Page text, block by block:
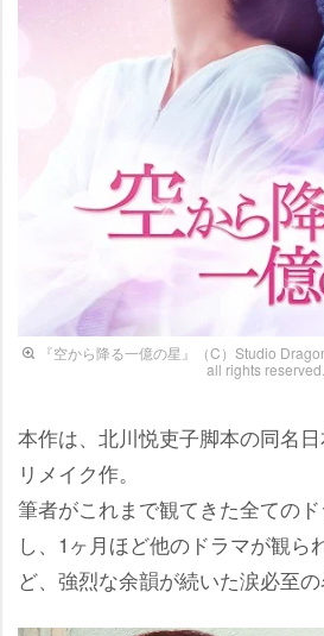
『空から降る一億の星』（C）Studio
all rights reserved.
本作は、北川悦吏子脚本の同名
リメイク作。
筆者がこれまで観てきた全ての
し、1ヶ月ほど他のドラマが観ら
ど、強烈な余韻が続いた涙必至の